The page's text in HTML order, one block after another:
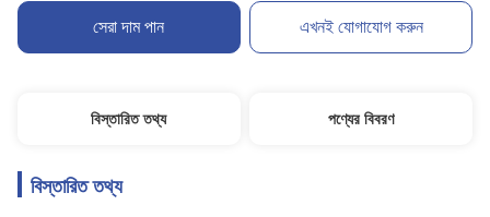
সেরা দাম পান এখনই যোগাযোগ করুন
বিস্তারিত তথ্য পণ্যের বিবরণ
বিস্তারিত তথ্য